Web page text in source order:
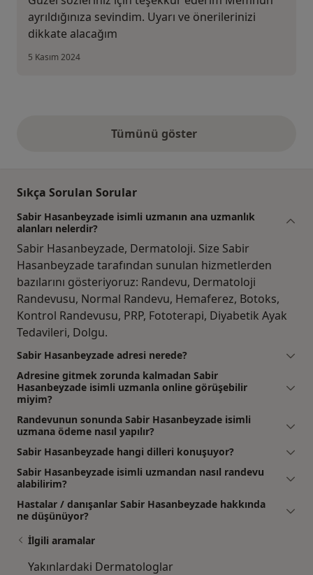
ayrıldığınıza sevindim. Uyarı ve önerilerinizi
dikkate alacağım
5 Kasım 2024
Tümünü gösteryukarıdaki görüşler
Sıkça Sorulan Sorular
Sabir Hasanbeyzade isimli uzmanın ana uzmanlık
alanları nelerdir?
Sabir Hasanbeyzade, Dermatoloji. Size Sabir
Hasanbeyzade tarafından sunulan hizmetlerden
bazılarını gösteriyoruz: Randevu, Dermatoloji
Randevusu, Normal Randevu, Hemaferez, Botoks,
Kontrol Randevusu, PRP, Fototerapi, Diyabetik Ayak
Tedavileri, Dolgu.
Sabir Hasanbeyzade adresi nerede?
Adresine gitmek zorunda kalmadan Sabir
Hasanbeyzade isimli uzmanla online görüşebilir
miyim?
Randevunun sonunda Sabir Hasanbeyzade isimli
uzmana ödeme nasıl yapılır?
Sabir Hasanbeyzade hangi dilleri konuşuyor?
Sabir Hasanbeyzade isimli uzmandan nasıl randevu
alabilirim?
Hastalar / danışanlar Sabir Hasanbeyzade hakkında
ne düşünüyor?
İlgili aramalar
Yakınlardaki Dermatologlar